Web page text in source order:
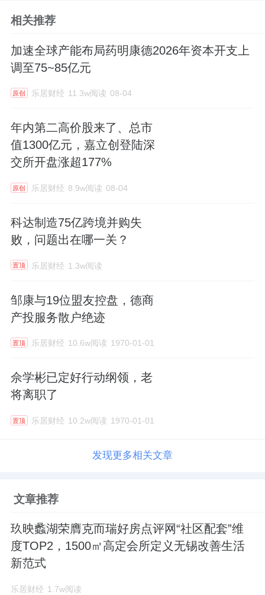
相关推荐
加速全球产能布局药明康德2026年资本开支上
调至75~85亿元
原创 乐居财经 11.3w阅读 08-04
年内第二高价股来了、总市
值1300亿元，嘉立创登陆深
交所开盘涨超177%
原创 乐居财经 8.9w阅读 08-04
科达制造75亿跨境并购失
败，问题出在哪一关？
置顶 乐居财经 1.3w阅读
邹康与19位盟友控盘，德商
产投服务散户绝迹
置顶 乐居财经 10.6w阅读 1970-01-01
佘学彬已定好行动纲领，老
将离职了
置顶 乐居财经 10.2w阅读 1970-01-01
发现更多相关文章
文章推荐
玖映蠡湖荣膺克而瑞好房点评网“社区配套”维
度TOP2，1500㎡高定会所定义无锡改善生活
新范式
乐居财经 1.7w阅读